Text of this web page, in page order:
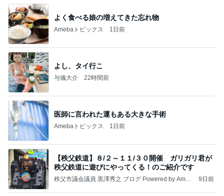
よく食べる娘の増えてきた忘れ物
Amebaトピックス 1日前
よし、タイ行こ
与儀大介 22時間前
医師に言われた運もある大きな手術
Amebaトピックス 1日前
【秩父鉄道】８/２～１１/３０開催 ガリガリ君が
秩父鉄道に遊びにやってくる！のご紹介です
秩父市議会議員 黒澤秀之 ブログ Powered by Ameb
9日前